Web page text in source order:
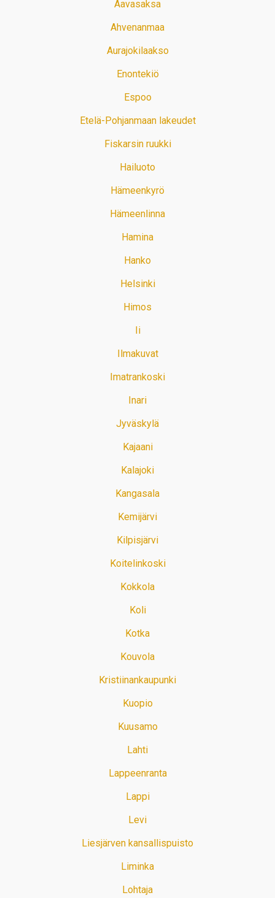
Aavasaksa
Ahvenanmaa
Aurajokilaakso
Enontekiö
Espoo
Etelä-Pohjanmaan lakeudet
Fiskarsin ruukki
Hailuoto
Hämeenkyrö
Hämeenlinna
Hamina
Hanko
Helsinki
Himos
Ii
Ilmakuvat
Imatrankoski
Inari
Jyväskylä
Kajaani
Kalajoki
Kangasala
Kemijärvi
Kilpisjärvi
Koitelinkoski
Kokkola
Koli
Kotka
Kouvola
Kristiinankaupunki
Kuopio
Kuusamo
Lahti
Lappeenranta
Lappi
Levi
Liesjärven kansallispuisto
Liminka
Lohtaja